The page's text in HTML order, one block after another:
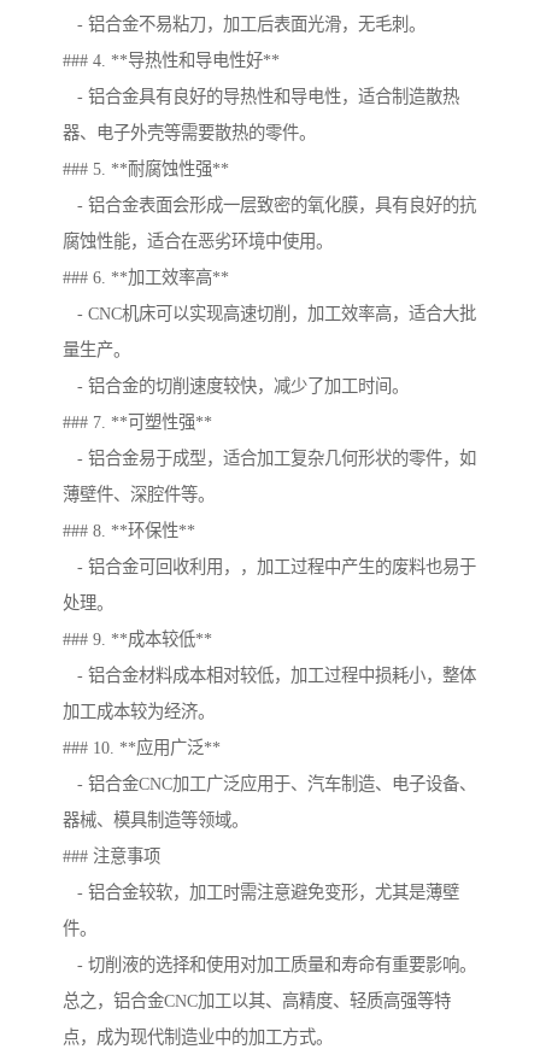
- 铝合金不易粘刀，加工后表面光滑，无毛刺。
### 4. **导热性和导电性好**
- 铝合金具有良好的导热性和导电性，适合制造散热
器、电子外壳等需要散热的零件。
### 5. **耐腐蚀性强**
- 铝合金表面会形成一层致密的氧化膜，具有良好的抗
腐蚀性能，适合在恶劣环境中使用。
### 6. **加工效率高**
- CNC机床可以实现高速切削，加工效率高，适合大批
量生产。
- 铝合金的切削速度较快，减少了加工时间。
### 7. **可塑性强**
- 铝合金易于成型，适合加工复杂几何形状的零件，如
薄壁件、深腔件等。
### 8. **环保性**
- 铝合金可回收利用，，加工过程中产生的废料也易于
处理。
### 9. **成本较低**
- 铝合金材料成本相对较低，加工过程中损耗小，整体
加工成本较为经济。
### 10. **应用广泛**
- 铝合金CNC加工广泛应用于、汽车制造、电子设备、
器械、模具制造等领域。
### 注意事项
- 铝合金较软，加工时需注意避免变形，尤其是薄壁
件。
- 切削液的选择和使用对加工质量和寿命有重要影响。
总之，铝合金CNC加工以其、高精度、轻质高强等特
点，成为现代制造业中的加工方式。